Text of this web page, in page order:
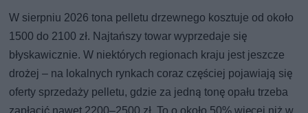
W sierpniu 2026 tona pelletu drzewnego kosztuje od około
1500 do 2100 zł. Najtańszy towar wyprzedaje się
błyskawicznie. W niektórych regionach kraju jest jeszcze
drożej – na lokalnych rynkach coraz częściej pojawiają się
oferty sprzedaży pelletu, gdzie za jedną tonę opału trzeba
zapłacić nawet 2200–2500 zł. To o około 50% więcej niż w